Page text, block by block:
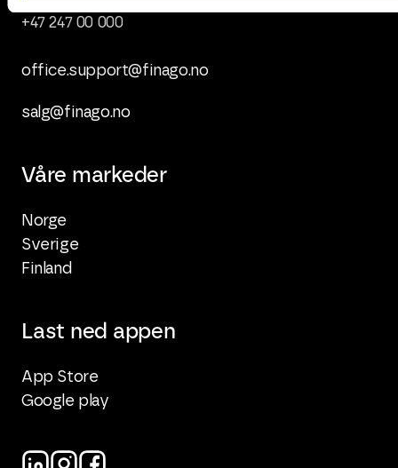
+47 247 00 000
office.support@finago.no
salg@finago.no
Våre markeder
Norge
Sverige
Finland
Last ned appen
App Store
Google play